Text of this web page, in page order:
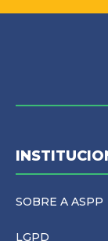
SOBRE A ASPP
LGPD